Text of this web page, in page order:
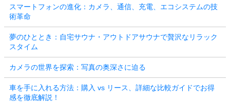
スマートフォンの進化：カメラ、通信、充電、エコシステムの技
術革命
夢のひととき：自宅サウナ・アウトドアサウナで贅沢なリラック
スタイム
カメラの世界を探索：写真の奥深さに迫る
車を手に入れる方法：購入 vs リース、詳細な比較ガイドでお得
感を徹底解説！